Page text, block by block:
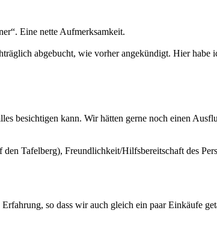
Eine nette Aufmerksamkeit.
abgebucht, wie vorher angekündigt. Hier habe
besichtigen kann. Wir hätten gerne noch einen
Tafelberg), Freundlichkeit/Hilfsbereitschaft des
so dass wir auch gleich ein paar Einkäufe